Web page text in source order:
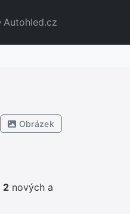
Autohled.cz
Obrázek
2 nových a